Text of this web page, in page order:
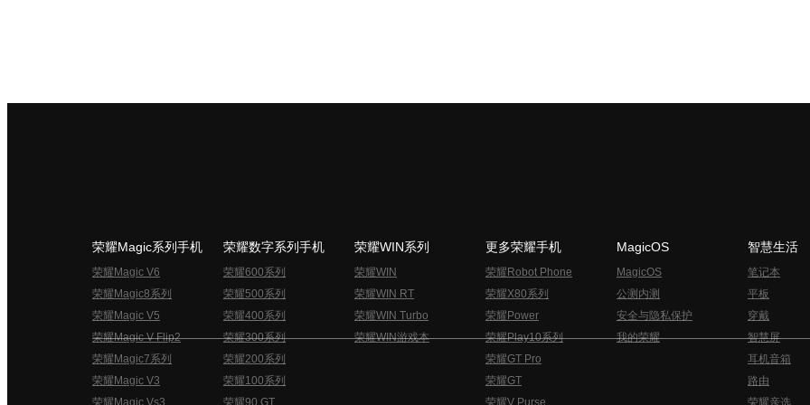
荣耀Magic系列手机
荣耀Magic V6
荣耀Magic8系列
荣耀Magic V5
荣耀Magic V Flip2
荣耀Magic7系列
荣耀Magic V3
荣耀Magic Vs3
荣耀数字系列手机
荣耀600系列
荣耀500系列
荣耀400系列
荣耀300系列
荣耀200系列
荣耀100系列
荣耀90 GT
荣耀WIN系列
荣耀WIN
荣耀WIN RT
荣耀WIN Turbo
荣耀WIN游戏本
更多荣耀手机
荣耀Robot Phone
荣耀X80系列
荣耀Power
荣耀Play10系列
荣耀GT Pro
荣耀GT
荣耀V Purse
MagicOS
MagicOS
公测内测
安全与隐私保护
我的荣耀
智慧生活
笔记本
平板
穿戴
智慧屏
耳机音箱
路由
荣耀亲选